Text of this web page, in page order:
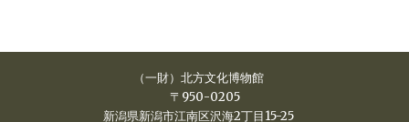
（一財）北方文化博物館
〒950-0205
新潟県新潟市江南区沢海2丁目15-25